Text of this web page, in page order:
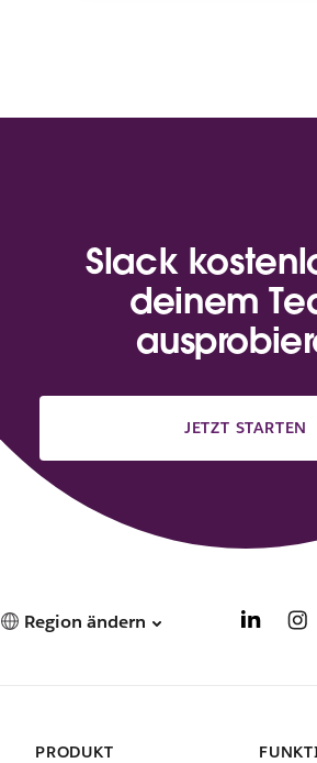
Slack
deinem
JETZT STARTEN
Region ändern
PRODUKT